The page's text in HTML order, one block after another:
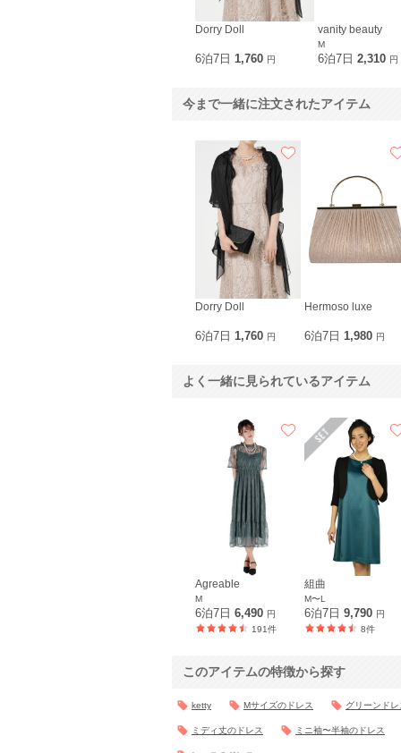
Dorry Doll
6泊7日 1,760 円
vanity beauty
M
6泊7日2,310 円
今まで一緒に注文されたアイテム
Dorry Doll
6泊7日 1,760 円
Hermoso luxe
6泊7日1,980 円
よく一緒に見られているアイテム
Agreable
M
6泊7日 6,490 円
191件
組曲
M〜L
6泊7日9,790 円
8件
このアイテムの特徴から探す
ketty Mサイズのドレス グリーンドレ
ミディ丈のドレス ミニ袖〜半袖のドレス